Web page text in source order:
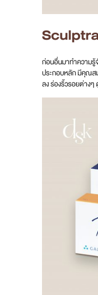
ก่อนอื่นมาทำความรู้
ประกอบหลัก มีคุณสม
ลง ร่องริ้วรอยต่าง